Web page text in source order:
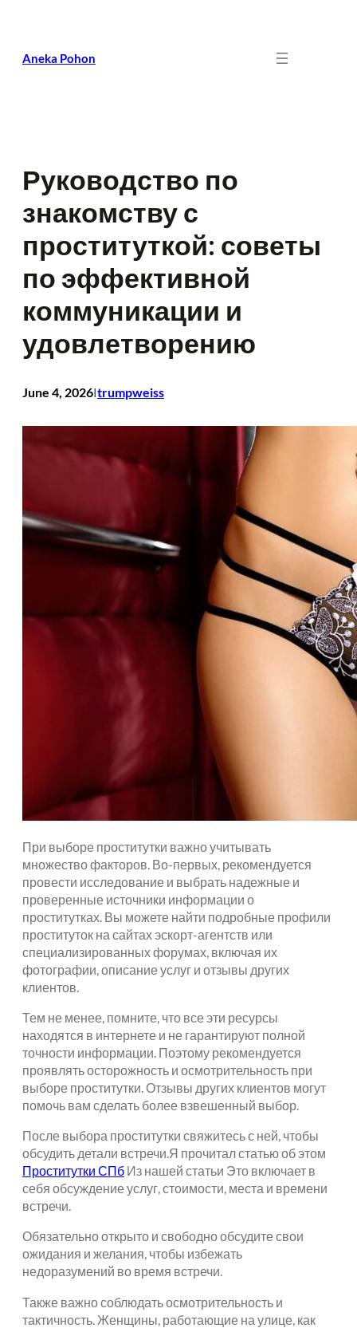
Aneka Pohon
Руководство по
знакомству с
проституткой: советы
по эффективной
коммуникации и
удовлетворению
June 4, 2026Itrumpweiss
При выборе проститутки важно учитывать
множество факторов. Во-первых, рекомендуется
провести исследование и выбрать надежные и
проверенные источники информации о
проститутках. Вы можете найти подробные профили
проституток на сайтах эскорт-агентств или
специализированных форумах, включая их
фотографии, описание услуг и отзывы других
клиентов.
Тем не менее, помните, что все эти ресурсы
находятся в интернете и не гарантируют полной
точности информации. Поэтому рекомендуется
проявлять осторожность и осмотрительность при
выборе проститутки. Отзывы других клиентов могут
помочь вам сделать более взвешенный выбор.
После выбора проститутки свяжитесь с ней, чтобы
обсудить детали встречи.Я прочитал статью об этом
Проститутки СПб Из нашей статьи Это включает в
себя обсуждение услуг, стоимости, места и времени
встречи.
Обязательно открыто и свободно обсудите свои
ожидания и желания, чтобы избежать
недоразумений во время встречи.
Также важно соблюдать осмотрительность и
тактичность. Женщины, работающие на улице, как